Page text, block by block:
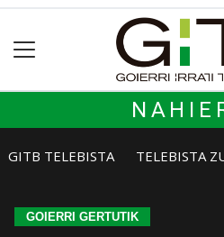
GITB TELEBISTA TELEBISTA
GOIERRI GERTUTIK